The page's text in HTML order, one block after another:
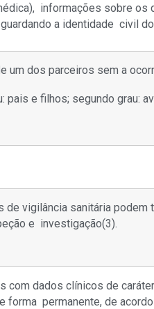
informações sobre
a identidade civil
um dos parceiros sem a
pais e filhos; segundo grau:
de vigilância sanitária
e investigação(3)
com dados clínicos de
forma permanente, de